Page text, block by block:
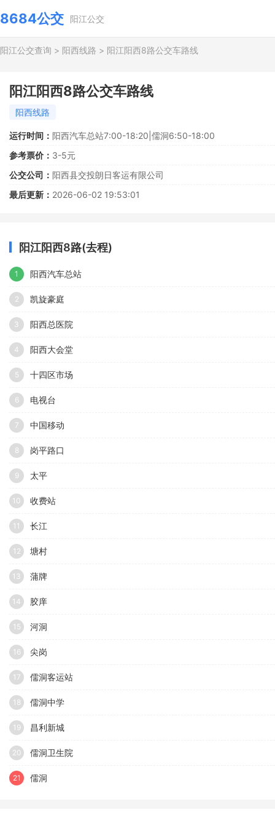
8684公交 阳江公交
阳江公交查询 > 阳西线路 > 阳江阳西8路公交车路线
阳江阳西8路公交车路线
阳西线路
运行时间： 阳西汽车总站7:00-18:20|儒洞6:50-18:00
参考票价： 3-5元
公交公司： 阳西县交投朗日客运有限公司
最后更新： 2026-06-02 19:53:01
阳江阳西8路(去程)
1 阳西汽车总站
2 凯旋豪庭
3 阳西总医院
4 阳西大会堂
5 十四区市场
6 电视台
7 中国移动
8 岗平路口
9 太平
10 收费站
11 长江
12 塘村
13 蒲牌
14 胶庠
15 河洞
16 尖岗
17 儒洞客运站
18 儒洞中学
19 昌利新城
20 儒洞卫生院
21 儒洞